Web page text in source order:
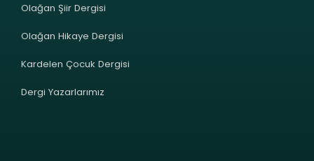
Olağan Şiir Dergisi
Olağan Hikaye Dergisi
Kardelen Çocuk Dergisi
Dergi Yazarlarımız